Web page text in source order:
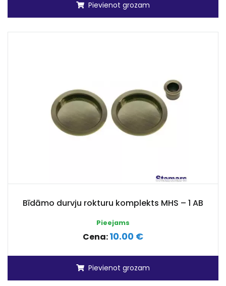
Pievienot grozam
Bīdāmo durvju rokturu komplekts MHS – 1 AB
Pieejams
Cena:10.00 €
Pievienot grozam